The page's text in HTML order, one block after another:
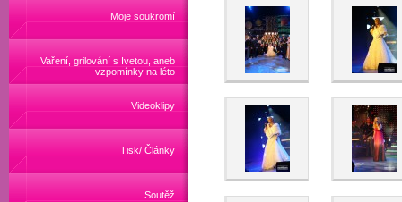
Moje soukromí
Vaření, grilování s Ivetou, aneb
vzpomínky na léto
Videoklipy
Tisk/ Články
Soutěž